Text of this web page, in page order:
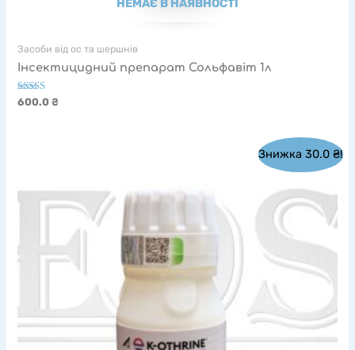
НЕМАЄ В НАЯВНОСТІ
Засоби від ос та шершнів
Інсектицидний препарат Сольфавіт 1л
Оцінено в
600.0₴
Знижка 30.0 ₴!